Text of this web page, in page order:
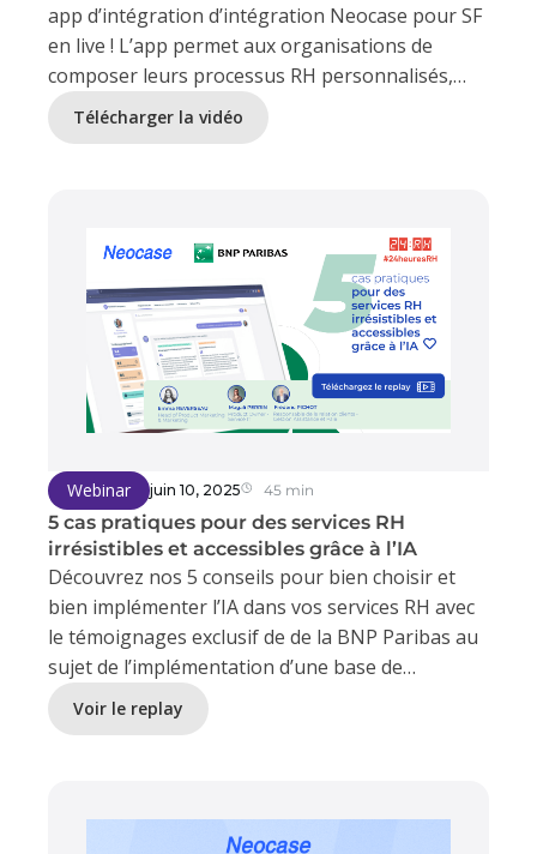
app d’intégration d’intégration Neocase pour SF
en live ! L’app permet aux organisations de
composer leurs processus RH personnalisés,
comme le preboarding, à partir des données de
leur Core HR SAP SF tout en garantissant leur
personnalisés. Le déclenchement multi-étapes
permet ensuite de lancer automatiquement des
parcours RH complets, sans développement
spécifique, dès la validation d’un événement dans
Télécharger la vidéo
Webinar juin 10, 2025 45 min
5 cas pratiques pour des services RH
irrésistibles et accessibles grâce à l’IA
Découvrez nos 5 conseils pour bien choisir et
bien implémenter l’IA dans vos services RH avec
le témoignages exclusif de de la BNP Paribas au
sujet de l’implémentation d’une base de
connaissances intelligente pour leurs 60 000
collaborateurs.
Voir le replay